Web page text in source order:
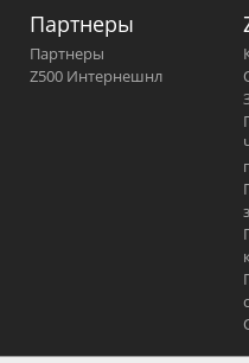
Партнеры
Партнеры
Z500 Интернешнл